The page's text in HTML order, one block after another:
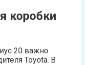
коробки
20 важно
Toyota. В